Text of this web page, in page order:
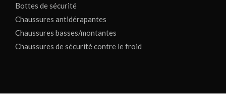
Bottes de sécurité
Chaussures antidérapantes
Chaussures basses/montantes
Chaussures de sécurité contre le froid